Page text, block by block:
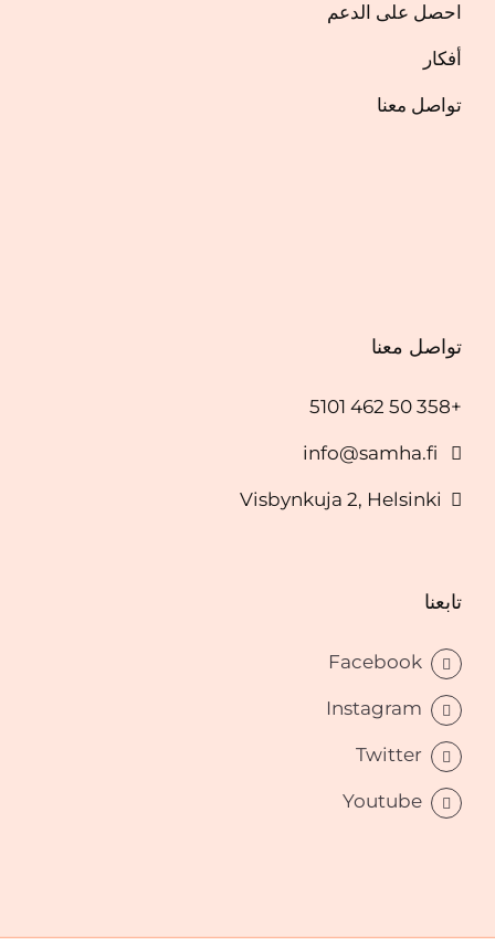
احصل على الدعم
أفكار
تواصل معنا
تواصل معنا
+358 50 462 5101
info@samha.fi
Visbynkuja 2, Helsinki
تابعنا
Facebook
Instagram
Twitter
Youtube